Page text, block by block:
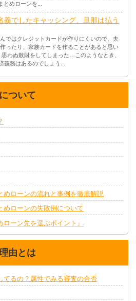
とめローンを...
義でしたキャッシング、旦那は払う
ではクレジットカードが作りにくいので、夫
ったり、家族カードを作ることがあると思い
思わぬ散財をしてしまった…このようなとき、
義務はあるのでしょう...
ついて
めローンの流れと事例を徹底解説
めローンの失敗例について
ーン先を選ぶポイント』
由とは
てるの？属性でみる審査の合否